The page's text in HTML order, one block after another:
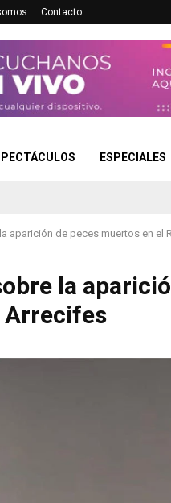
Contacto
ESPECIALES
aparición de peces muertos en el
la
Arrecifes